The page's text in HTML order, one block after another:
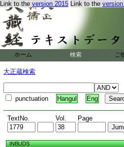
Link to the version 2015 Link to the
ホーム 検索 ご
大正蔵検索
punctuation Hangul Eng
TextNo. Vol. Page
INBUDS